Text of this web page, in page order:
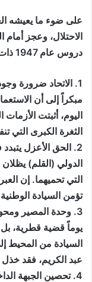
على ضوء ما يعيشه
الاحتلال، وعجز
دروس عام 1947 ذات راهنية ملتهبة:
1. الاتحاد ضرورة
مبكراً إلى أن
اليوم، أثبتت
الثغرة الكبرى التي
2. الحق الأعزل
الدولي (القلم) يظلان
التي تحميهما. إن
تؤمن السيادة
3. وحدة المصير
يوماً قضية قطرية،
السيادة من المحيط
عبد الكريم، فقد
4. تحصين الجبهة